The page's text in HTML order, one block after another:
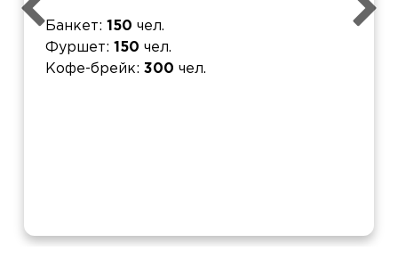
Банкет 150 чел.
Фуршет
150 чел.
Кофе-брейк
300 чел.